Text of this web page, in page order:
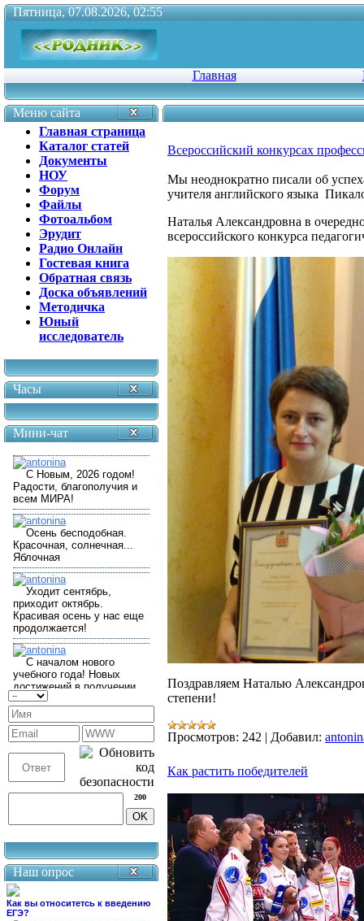
Пятница, 07.08.2026, 02:55
Главная
Меню сайта
Главная страница
Каталог статей
Документы
НОУ
Форум
Файлы
Фотоальбом
Эрудит
Радио Онлайн
Гостевая книга
Обратная связь
Доска объявлений
Методичка
Юный
исследователь
Часы
Мини-чат
200
Наш опрос
Как вы относитетсь к введению
ЕГЭ?
Всероссийский конкурсах
Мы неоднократно писали об
учителя английского языка
Наталья Александровна в
всероссийского конкурса
Поздравляем Наталью
степени!
Просмотров: 242 | Добавил:
Как растить победителей